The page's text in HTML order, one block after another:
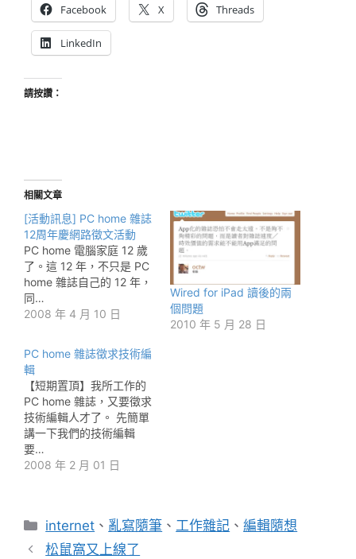
Facebook X Threads
LinkedIn
請按讚：
相關文章
[活動訊息] PC home 雜誌
12周年慶網路徵文活動
PC home 電腦家庭 12 歲
了。這 12 年，不只是 PC
home 雜誌自己的 12 年，
同…
2008 年 4 月 10 日
Wired for iPad 讀後的兩
個問題
2010 年 5 月 28 日
PC home 雜誌徵求技術編
輯
【短期置頂】我所工作的
PC home 雜誌，又要徵求
技術編輯人才了。 先簡單
講一下我們的技術編輯
要…
2008 年 2 月 01 日
分
類
internet 、 亂寫隨筆 、工作雜記 、編輯隨想
松鼠窩又上線了